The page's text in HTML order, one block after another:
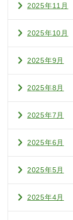
2025年11月
2025年10月
2025年9月
2025年8月
2025年7月
2025年6月
2025年5月
2025年4月